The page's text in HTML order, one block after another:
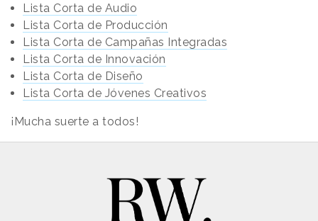
Lista Corta de Audio
Lista Corta de Producción
Lista Corta de Campañas Integradas
Lista Corta de Innovación
Lista Corta de Diseño
Lista Corta de Jóvenes Creativos
¡Mucha suerte a todos!